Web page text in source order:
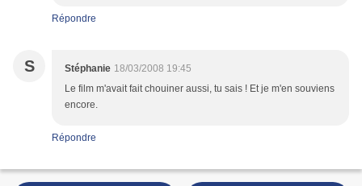
Répondre
S Stéphanie 18/03/2008 19:45
Le film m'avait fait chouiner aussi, tu sais ! Et je m'en souviens
encore.
Répondre